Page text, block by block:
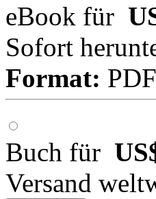
eBook für
Sofort
Format:
Buch für
Versand